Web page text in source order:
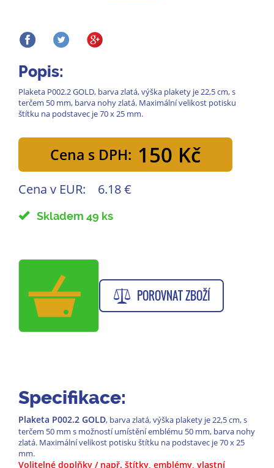
Popis:
Plaketa P002.2 GOLD, barva zlatá, výška plakety je 22,5 cm, s
terčem 50 mm, barva nohy zlatá. Maximální velikost potisku
štítku na podstavec je 70 x 25 mm.
Cena s DPH: 150 Kč
Cena v EUR: 6.18 €
Skladem 49 ks
POROVNAT ZBOŽÍ
Specifikace:
Plaketa P002.2 GOLD, barva zlatá, výška plakety je 22,5 cm, s
terčem 50 mm s možností umístění emblému 50 mm, barva nohy
zlatá. Maximální velikost potisku štítku na podstavec je 70 x 25
mm.
Volitelné doplňky / např. štítky, emblémy, vlastní